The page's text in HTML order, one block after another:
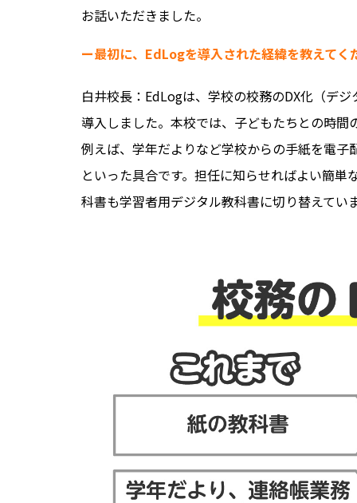
お話いただきました。
ー最初に、EdLogを導入された経緯を教えてく
白井校長：EdLogは、学校の校務のDX化（デ
導入しました。本校では、子どもたちとの時
例えば、学年だよりなど学校からの手紙を電
といった具合です。担任に知らせればよい簡
科書も学習者用デジタル教科書に切り替えてい